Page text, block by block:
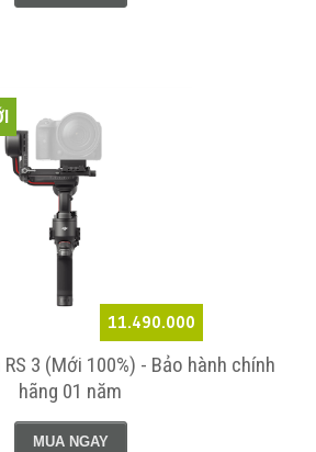
11.490.000
3 (Mới 100%) - Bảo hành chính
hãng 01 năm
MUA NGAY